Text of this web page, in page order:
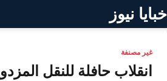
خبايا نيوز
غير مصنفة
انقلاب حافلة للنقل